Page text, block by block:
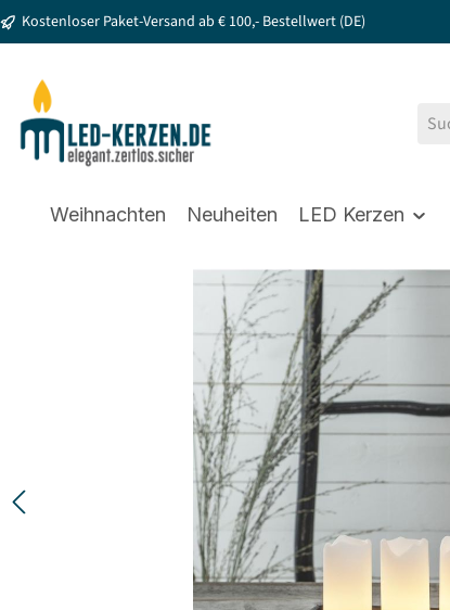
Zur Hauptnavigation springen
Kostenloser Paket-Versand ab € 100,- Bestellwert (DE)
Weihnachten Neuheiten LED Kerzen
Bildergalerie überspringen